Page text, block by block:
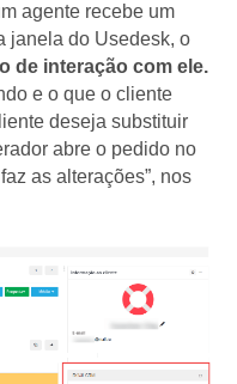
agente recebe um
janela do Usedesk, o
de interação com ele.
e o que o cliente
deseja substituir
abre o pedido no
as alterações”, nos